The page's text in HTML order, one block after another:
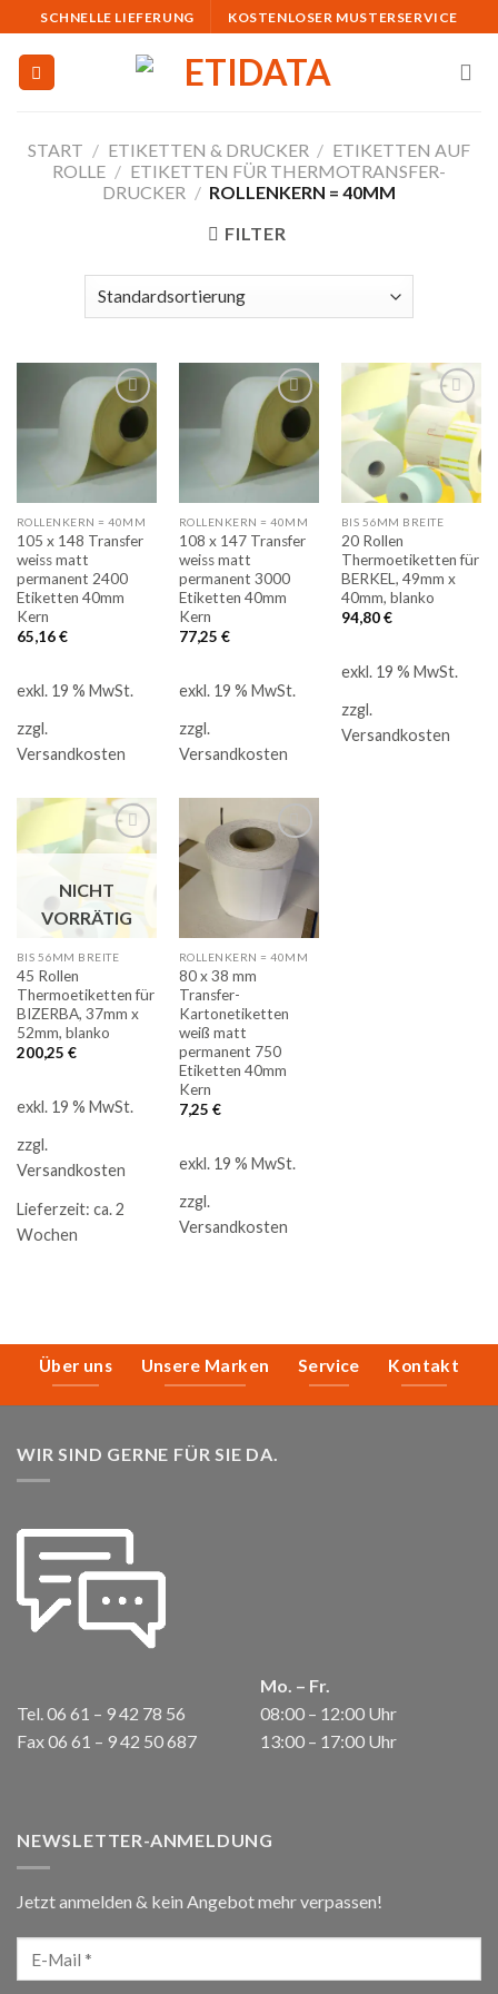
to
content
SCHNELLE LIEFERUNG KOSTENLOSER MUSTERSERVICE
START / ETIKETTEN & DRUCKER / ETIKETTEN AUF
ROLLE / ETIKETTEN FÜR THERMOTRANSFER-
DRUCKER / ROLLENKERN = 40MM
FILTER
Auf die
ROLLENKERN = 40MM
105 x 148 Transfer
weiss matt
permanent 2400
Etiketten 40mm
Kern
65,16€
exkl. 19 % MwSt.
zzgl.
Versandkosten
Auf die
ROLLENKERN = 40MM
108 x 147 Transfer
weiss matt
permanent 3000
Etiketten 40mm
Kern
77,25 €
exkl. 19 % MwSt.
zzgl.
Versandkosten
Auf die
Merkliste
BIS 56MM BREITE
20 Rollen
Thermoetiketten für
BERKEL, 49mm x
40mm, blanko
94,80€
exkl. 19 % MwSt.
zzgl.
Versandkosten
Auf die
Merkliste
NICHT
VORRÄTIG
BIS 56MM BREITE
45 Rollen
Thermoetiketten für
BIZERBA, 37mm x
52mm, blanko
200,25 €
exkl. 19 % MwSt.
zzgl.
Versandkosten
Lieferzeit: ca. 2
Wochen
Auf die
Merkliste
ROLLENKERN = 40MM
80 x 38 mm
Transfer-
Kartonetiketten
weiß matt
permanent 750
Etiketten 40mm
Kern
7,25 €
exkl. 19 % MwSt.
zzgl.
Versandkosten
Über uns Unsere Marken Service Kontakt
WIR SIND GERNE FÜR SIE DA.
Tel. 06 61 – 9 42 78 56
Fax 06 61 – 9 42 50 687
Mo. – Fr.
08:00 – 12:00 Uhr
13:00 – 17:00 Uhr
NEWSLETTER-ANMELDUNG
Jetzt anmelden & kein Angebot mehr verpassen!